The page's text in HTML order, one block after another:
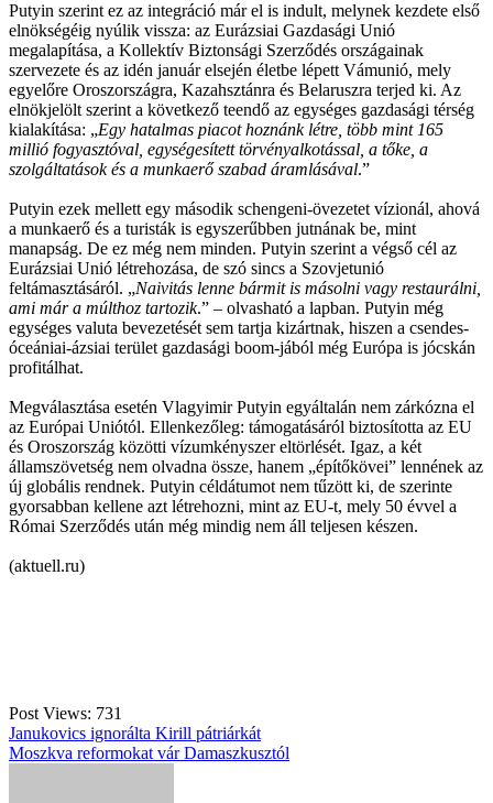
Putyin szerint ez az integráció már el is indult, melynek kezdete első
elnökségéig nyúlik vissza: az Eurázsiai Gazdasági Unió
megalapítása, a Kollektív Biztonsági Szerződés országainak
szervezete és az idén január elsején életbe lépett Vámunió, mely
egyelőre Oroszországra, Kazahsztánra és Belaruszra terjed ki. Az
elnökjelölt szerint a következő teendő az egységes gazdasági térség
kialakítása: „Egy hatalmas piacot hoznánk létre, több mint 165
millió fogyasztóval, egységesített törvényalkotással, a tőke, a
szolgáltatások és a munkaerő szabad áramlásával.”
Putyin ezek mellett egy második schengeni-övezetet vízionál, ahová
a munkaerő és a turisták is egyszerűbben jutnának be, mint
manapság. De ez még nem minden. Putyin szerint a végső cél az
Eurázsiai Unió létrehozása, de szó sincs a Szovjetunió
feltámasztásáról. „Naivitás lenne bármit is másolni vagy restaurálni,
ami már a múlthoz tartozik.” – olvasható a lapban. Putyin még
egységes valuta bevezetését sem tartja kizártnak, hiszen a csendes-
óceániai-ázsiai terület gazdasági boom-jából még Európa is jócskán
profitálhat.
Megválasztása esetén Vlagyimir Putyin egyáltalán nem zárkózna el
az Európai Uniótól. Ellenkezőleg: támogatásáról biztosította az EU
és Oroszország közötti vízumkényszer eltörlését. Igaz, a két
államszövetség nem olvadna össze, hanem „építőkövei” lennének az
új globális rendnek. Putyin céldátumot nem tűzött ki, de szerinte
gyorsabban kellene azt létrehozni, mint az EU-t, mely 50 évvel a
Római Szerződés után még mindig nem áll teljesen készen.
(aktuell.ru)
Post Views: 731
Bejegyzés
navigáció
Janukovics ignorálta Kirill pátriárkát
Moszkva reformokat vár Damaszkusztól